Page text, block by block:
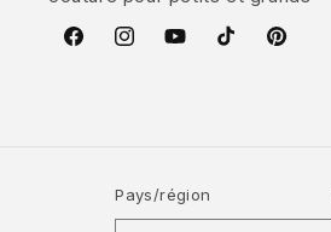
FacebookInstagramYouTubeTikTokPinterest
Pays/région